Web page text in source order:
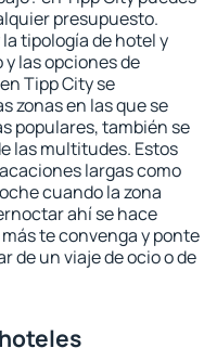
presupuesto.
tipología de hotel y
las opciones de
Tipp City se
zonas en las que se
populares, también se
las multitudes. Estos
largas como
cuando la zona
ahí se hace
te convenga y ponte
de un viaje de ocio o de